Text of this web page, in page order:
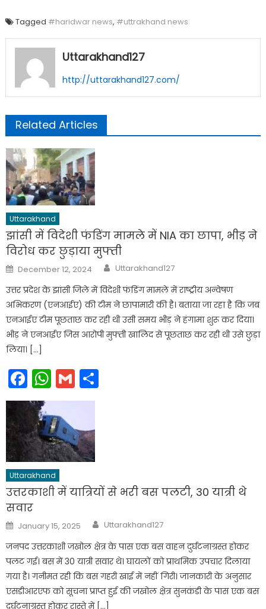
Tagged #haridwar news, #uttrakhand news
Uttarakhand127
http://uttarakhand127.com/
Related Articles
Uttarakhand
झांसी में विदेशी फंडिंग मामले में NIA का छापा, भीड़ ने
विरोध कर छुड़ाया मुफ्ती
Posted
on
December 12, 2024 Author
Uttarakhand127
उत्तर प्रदेश के झांसी जिले में विदेशी फंडिंग मामले में राष्ट्रीय अन्वेषण
अभिकरण (एनआईए) की टीम ने छापामारी की है। बताया जा रहा है कि जब
एनआईए टीम पूछताछ कर रही थी उसी समय भीड़ ने हंगामा शुरू कर दिया।
भीड़ ने एनआईए जिस आरोपी मुफ्ती खालिद से पूछताछ कर रही थी उसे छुड़ा
लिया। […]
Facebook
WhatsApp
Gmail
Uttarakhand
उत्तरकाशी में यात्रियों से भरी बस पलटी, 30 यात्री थे
सवार
Posted
on
January 15, 2025 Author
Uttarakhand127
जनपद उत्तरकाशी जखोल क्षेत्र के पास एक बस वाहन दुर्घटनाग्रस्त होकर
पलट गई। बस में 30 यात्री सवार थे। घायलों को प्राथमिक उपचार दिलाया
गया है। गनीमत रही कि बस गहरी खाई में नहीं गिरी। जानकारी के अनुसार
एसडीआरएफ को सूचना प्राप्त हुई की जखोल क्षेत्र सुनकंडी के पास एक बस
दुर्घटनाग्रस्त होकर रास्ते में […]